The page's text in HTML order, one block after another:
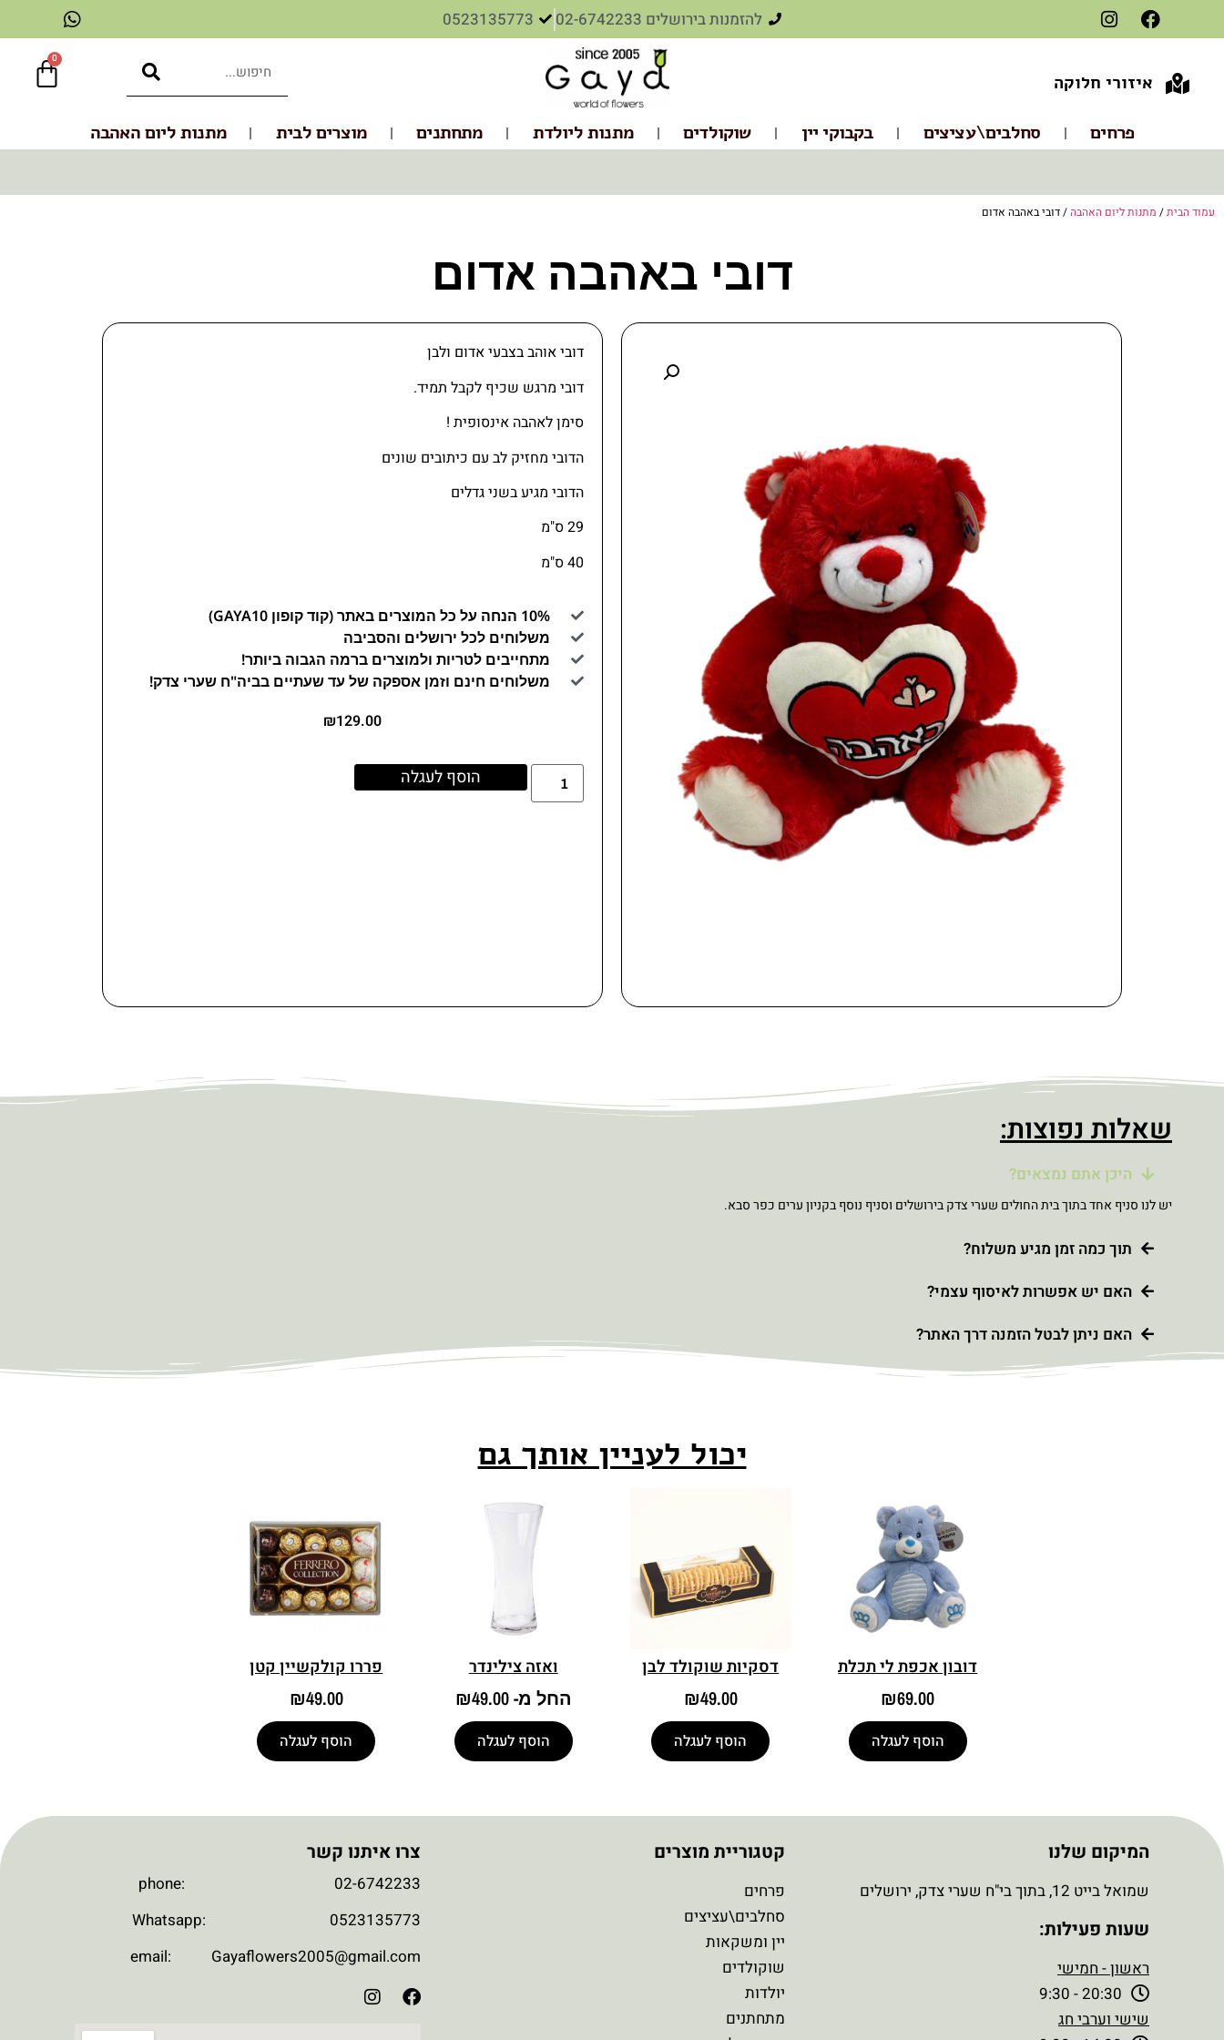
להזמנות בירושלים 02-6742233 0523135773
איזורי חלוקה
0
פרחים סחלבים\עציצים בקבוקי יין שוקולדים מתנות ליולדת מתחתנים מוצרים לבית מתנות ליום האהבה
עמוד הבית/ מתנות ליום האהבה/ דובי באהבה אדום
דובי באהבה אדום
דובי אוהב בצבעי אדום ולבן
דובי מרגש שכיף לקבל תמיד.
סימן לאהבה אינסופית !
הדובי מחזיק לב עם כיתובים שונים
הדובי מגיע בשני גדלים
29 ס"מ
40 ס"מ
10% הנחה על כל המוצרים באתר (קוד קופון GAYA10)
משלוחים לכל ירושלים והסביבה
מתחייבים לטריות ולמוצרים ברמה הגבוה ביותר!
משלוחים חינם וזמן אספקה של עד שעתיים בביה"ח שערי צדק!
₪129.00
הוסף לעגלה
שאלות נפוצות:
היכן אתם נמצאים?
יש לנו סניף אחד בתוך בית החולים שערי צדק בירושלים וסניף נוסף בקניון ערים כפר סבא.
תוך כמה זמן מגיע משלוח?
האם יש אפשרות לאיסוף עצמי?
האם ניתן לבטל הזמנה דרך האתר?
יכול לעניין אותך גם
דובון אכפת לי תכלת
₪69.00
הוסף לעגלה
דסקיות שוקולד לבן
₪49.00
הוסף לעגלה
ואזה צילינדר
החל מ-
₪49.00
הוסף לעגלה
פררו קולקשיין קטן
₪49.00
הוסף לעגלה
המיקום שלנו
שמואל בייט 12, בתוך בי"ח שערי צדק, ירושלים
שעות פעילות:
ראשון - חמישי
20:30 - 9:30
שישי וערבי חג
קטגוריית מוצרים
פרחים
סחלבים\עציצים
יין ומשקאות
שוקולדים
יולדות
מתחתנים
צרו איתנו קשר
phone: 02-6742233
Whatsapp: 0523135773
email: Gayaflowers2005@gmail.com